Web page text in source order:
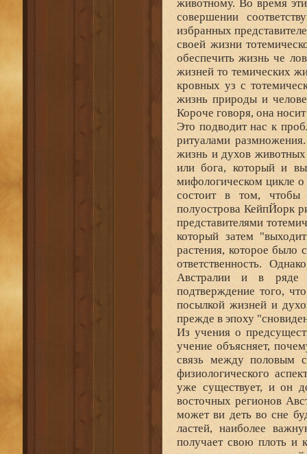
животному. Во время
совершении
избранных
своей жизни
обеспечить жизнь че
жизней то темических
кровных уз с
жизнь природы и
Короче говоря, она
Это подводит нас к
ритуалами
жизнь и духов животных
или бога, который и
мифологическом цикле
состоит в том, чтобы
полуострова КейпЙорк
представителями
который затем
растения, которое было
ответственность.
Австралии и в ряде
подтверждение того,
посылкой жизней и
прежде в эпоху
Из учения о
учение объясняет,
связь между половым
физиологического
уже существует, и он
восточных регионов
может ви деть во сне
ластей, наиболее
получает свою плоть и